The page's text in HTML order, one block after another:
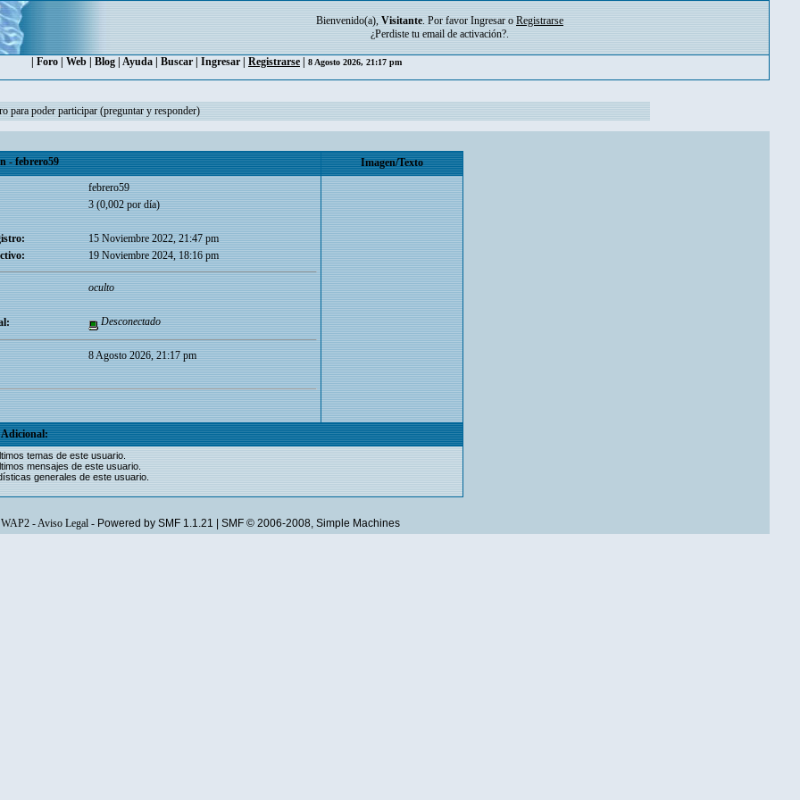
Bienvenido(a), Visitante. Por favor Ingresar o Registrarse
¿Perdiste tu email de activación?.
Foro Web Blog Ayuda Buscar Ingresar Registrarse 8 Agosto 2026, 21:17 pm
para poder participar (preguntar y responder)
- febrero59
Imagen/Texto
febrero59
3 (0,002 por día)
15 Noviembre 2022, 21:47 pm
19 Noviembre 2024, 18:16 pm
oculto
Desconectado
8 Agosto 2026, 21:17 pm
temas de este usuario.
mensajes de este usuario.
generales de este usuario.
WAP2-Aviso Legal- Powered by SMF 1.1.21 SMF © 2006-2008, Simple Machines